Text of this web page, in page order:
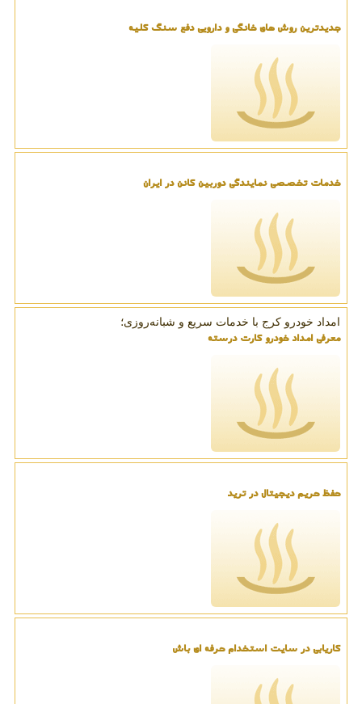
جدیدترین روش های خانگی و دارویی دفع سنگ کلیه
خدمات تخصصی نمایندگی دوربین کانن در ایران
امداد خودرو کرج با خدمات سریع و شبانه‌روزی؛
معرفی امداد خودرو کارت درسته
حفظ حریم دیجیتال در ترید
کاریابی در سایت استخدام حرفه ای باش